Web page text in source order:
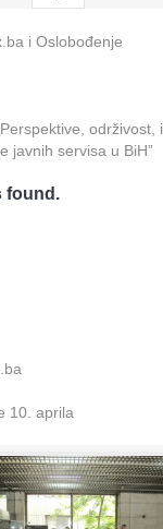
i Oslobođenje
održivost, i
javnih servisa u BiH”
found.
10. aprila